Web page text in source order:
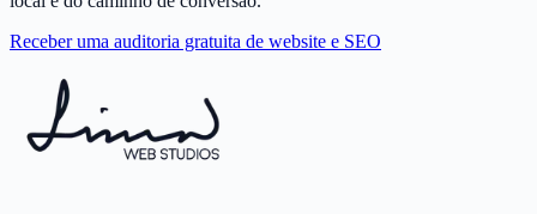
Receber uma auditoria gratuita de website e SEO